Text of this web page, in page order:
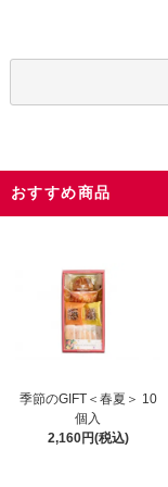
おすすめ商品
季節のGIFT＜春夏＞ 10
個入
2,160円(税込)